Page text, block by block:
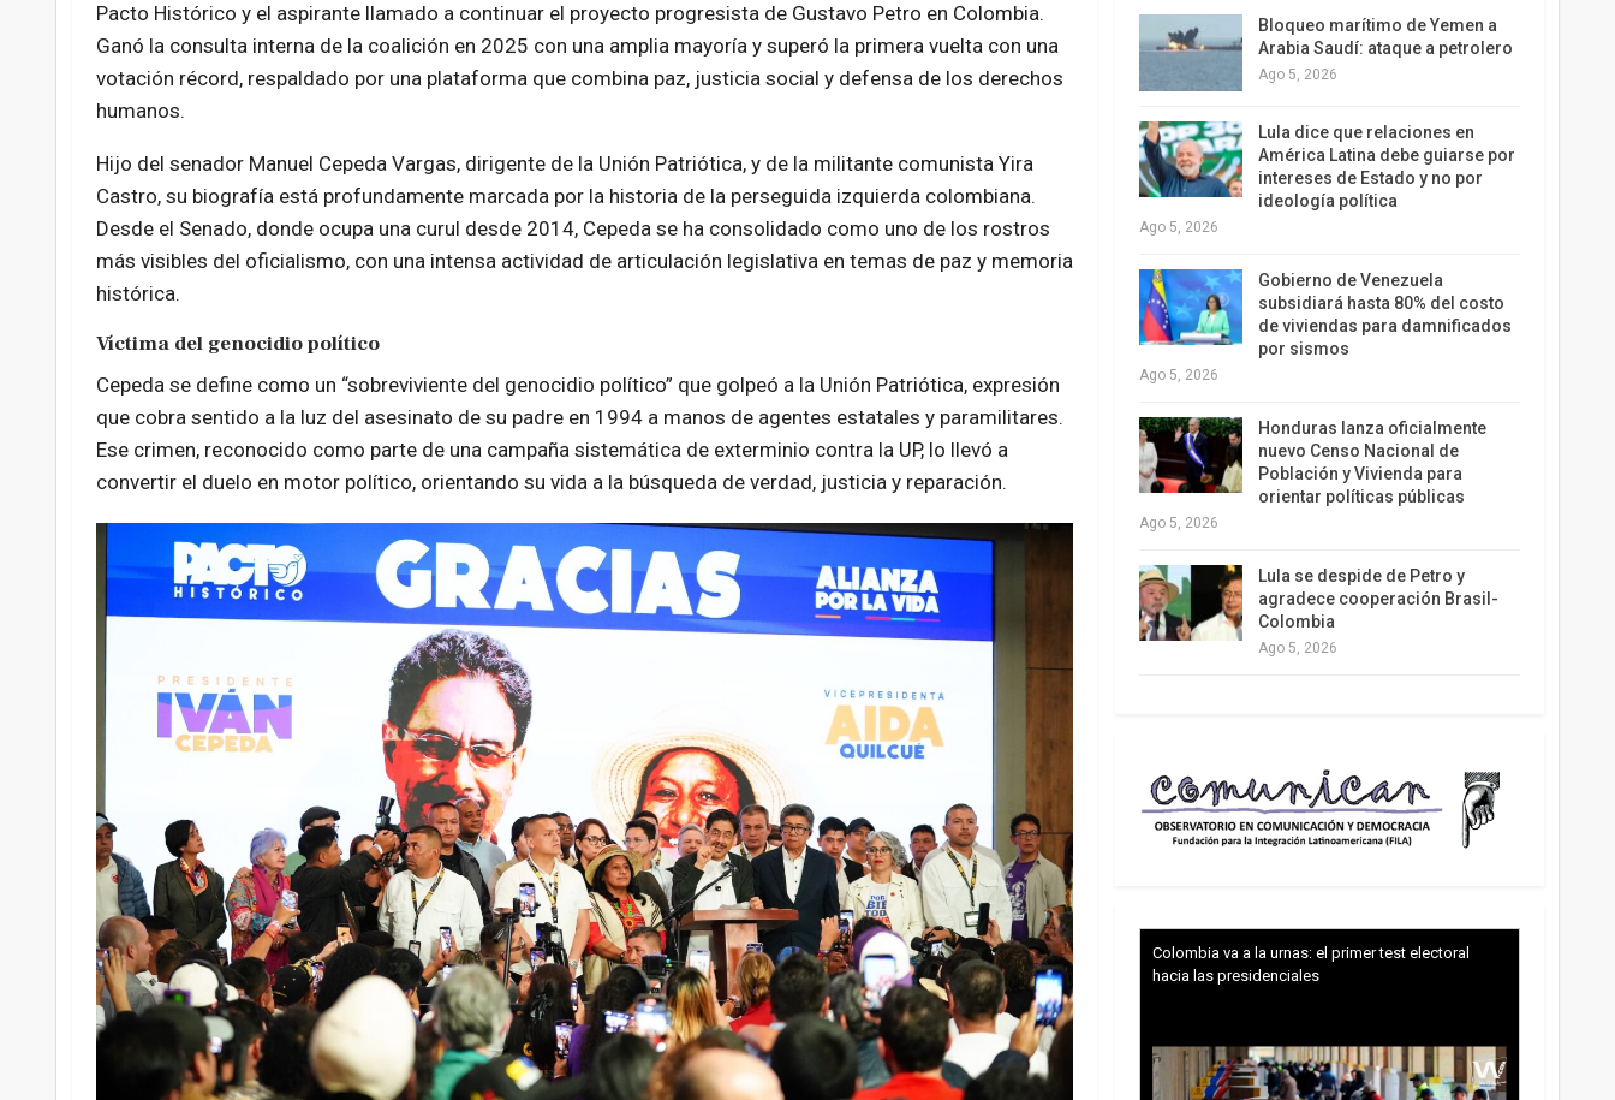
Pacto Histórico y el aspirante llamado a continuar el proyecto progresista de Gustavo Petro en Colombia.
Ganó la consulta interna de la coalición en 2025 con una amplia mayoría y superó la primera vuelta con una
votación récord, respaldado por una plataforma que combina paz, justicia social y defensa de los derechos
humanos.
Hijo del senador Manuel Cepeda Vargas, dirigente de la Unión Patriótica, y de la militante comunista Yira
Castro, su biografía está profundamente marcada por la historia de la perseguida izquierda colombiana.
Desde el Senado, donde ocupa una curul desde 2014, Cepeda se ha consolidado como uno de los rostros
más visibles del oficialismo, con una intensa actividad de articulación legislativa en temas de paz y memoria
histórica.
Víctima del genocidio político
Cepeda se define como un “sobreviviente del genocidio político” que golpeó a la Unión Patriótica, expresión
que cobra sentido a la luz del asesinato de su padre en 1994 a manos de agentes estatales y paramilitares.
Ese crimen, reconocido como parte de una campaña sistemática de exterminio contra la UP, lo llevó a
convertir el duelo en motor político, orientando su vida a la búsqueda de verdad, justicia y reparación.
Bloqueo marítimo de Yemen a
Arabia Saudí: ataque a petrolero
Ago 5, 2026
Lula dice que relaciones en
América Latina debe guiarse por
intereses de Estado y no por
ideología política
Ago 5, 2026
Gobierno de Venezuela
subsidiará hasta 80% del costo
de viviendas para damnificados
por sismos
Ago 5, 2026
Honduras lanza oficialmente
nuevo Censo Nacional de
Población y Vivienda para
orientar políticas públicas
Ago 5, 2026
Lula se despide de Petro y
agradece cooperación Brasil-
Colombia
Ago 5, 2026
Colombia va a la urnas: el primer test electoral